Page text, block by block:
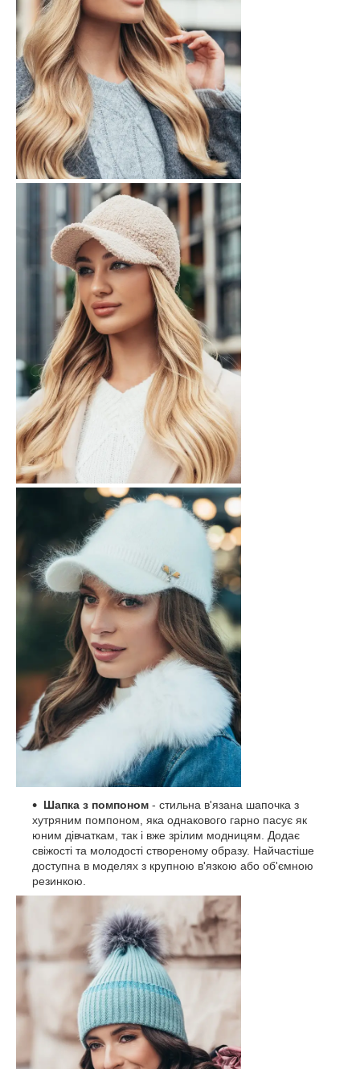
Шапка з помпоном - стильна в'язана шапочка з
хутряним помпоном, яка однакового гарно пасує як
юним дівчаткам, так і вже зрілим модницям. Додає
свіжості та молодості створеному образу. Найчастіше
доступна в моделях з крупною в'язкою або об'ємною
резинкою.